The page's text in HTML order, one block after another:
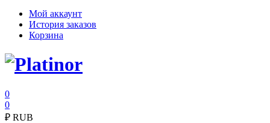
Мой аккаунт
История заказов
Корзина
0
0
₽ RUB